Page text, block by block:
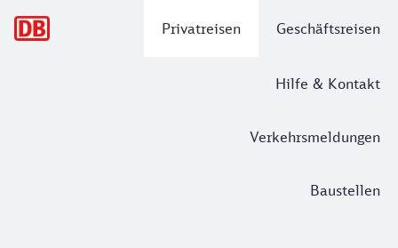
Privatreisen Geschäftsreisen
Hilfe & Kontakt
Verkehrsmeldungen
Baustellen